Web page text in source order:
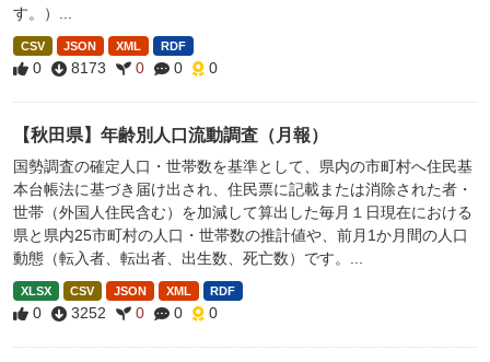
す。）...
CSV JSON XML RDF
0 8173 0 0 0
【秋田県】年齢別人口流動調査（月報）
国勢調査の確定人口・世帯数を基準として、県内の市町村へ住民基
本台帳法に基づき届け出され、住民票に記載または消除された者・
世帯（外国人住民含む）を加減して算出した毎月１日現在における
県と県内25市町村の人口・世帯数の推計値や、前月1か月間の人口
動態（転入者、転出者、出生数、死亡数）です。...
XLSX CSV JSON XML RDF
0 3252 0 0 0